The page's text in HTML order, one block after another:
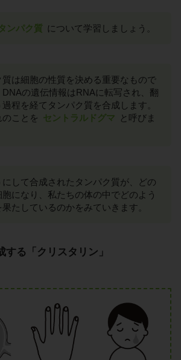
ンパク質 について学習しましょう。
質は細胞の性質を決める重要なもので
DNAの遺伝情報はRNAに転写され、翻
程を経てタンパク質を合成します。
のことを セントラルドグマ
と呼びま
にして合成されたタンパク質が、どの
胞になり、私たちの体の中でどのよう
たしているのかをみていきます。
する「クリスタリン」